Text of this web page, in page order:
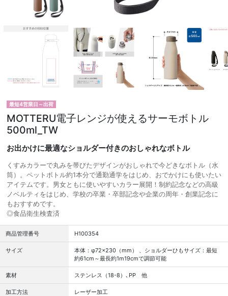
最短4営業日～出荷
MOTTERU電子レンジが使えるサーモボトル
500ml_TW
お出かけに最適なショルダー付きのおしゃれなボトル
くすみカラーで丸みを帯びたデザインがおしゃれで今どきなボトル（水
筒）。ペットボトル約1本分で通勤通学をはじめ、おでかけにも使いたい
アイテムです。男女ともに使いやすいカラー展開！制約記念などの高級
ノベルティをはじめ、学校の卒業・卒部記念や企業の周年・創業記念に
もおすすめです。
◎食品衛生検査済
商品管理番号 H100354
サイズ
本体：φ72×230（mm） 、ショルダーひもサイズ：最短
約61cm～最長約1m19cmで調節可能
素材 ステンレス（18-8）､PP 他
加工方法 レーザー加工